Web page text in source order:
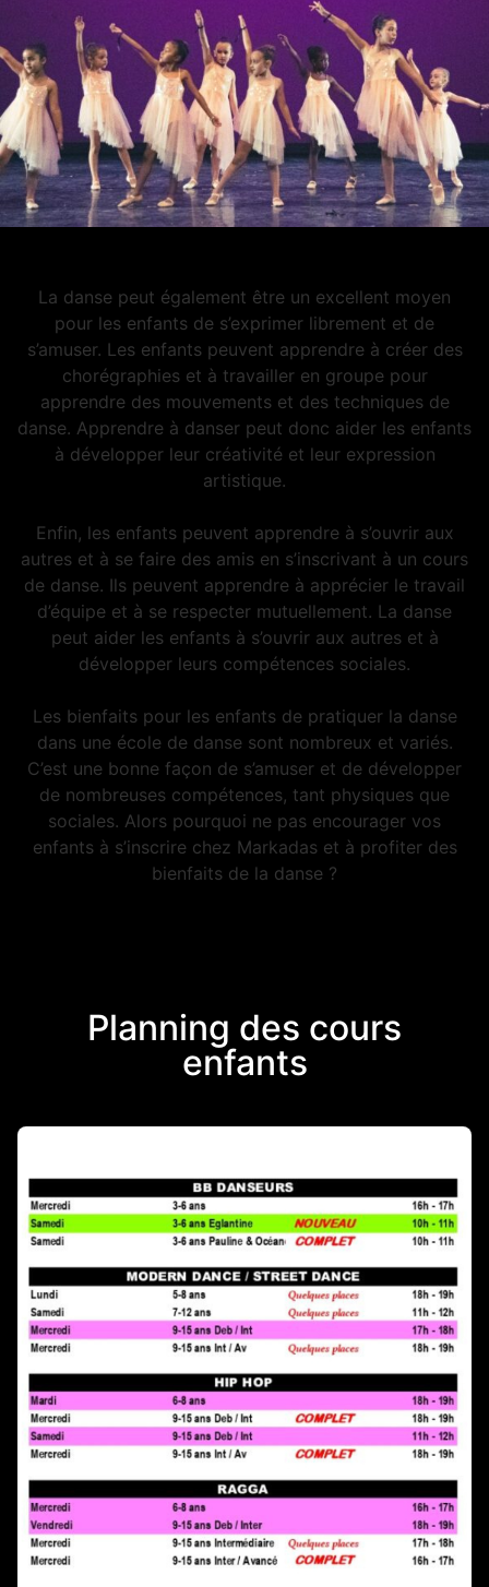
La danse peut également être un excellent moyen
pour les enfants de s’exprimer librement et de
s’amuser. Les enfants peuvent apprendre à créer des
chorégraphies et à travailler en groupe pour
apprendre des mouvements et des techniques de
danse. Apprendre à danser peut donc aider les enfants
à développer leur créativité et leur expression
artistique.
Enfin, les enfants peuvent apprendre à s’ouvrir aux
autres et à se faire des amis en s’inscrivant à un cours
de danse. Ils peuvent apprendre à apprécier le travail
d’équipe et à se respecter mutuellement. La danse
peut aider les enfants à s’ouvrir aux autres et à
développer leurs compétences sociales.
Les bienfaits pour les enfants de pratiquer la danse
dans une école de danse sont nombreux et variés.
C’est une bonne façon de s’amuser et de développer
de nombreuses compétences, tant physiques que
sociales. Alors pourquoi ne pas encourager vos
enfants à s’inscrire chez Markadas et à profiter des
bienfaits de la danse ?
Planning des cours
enfants